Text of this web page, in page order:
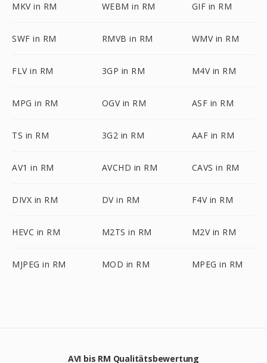
MKV in RM WEBM in RM GIF in RM
SWF in RM RMVB in RM WMV in RM
FLV in RM 3GP in RM M4V in RM
MPG in RM OGV in RM ASF in RM
TS in RM 3G2 in RM AAF in RM
AV1 in RM AVCHD in RM CAVS in RM
DIVX in RM DV in RM F4V in RM
HEVC in RM M2TS in RM M2V in RM
MJPEG in RM MOD in RM MPEG in RM
AVI bis RM Qualitätsbewertung